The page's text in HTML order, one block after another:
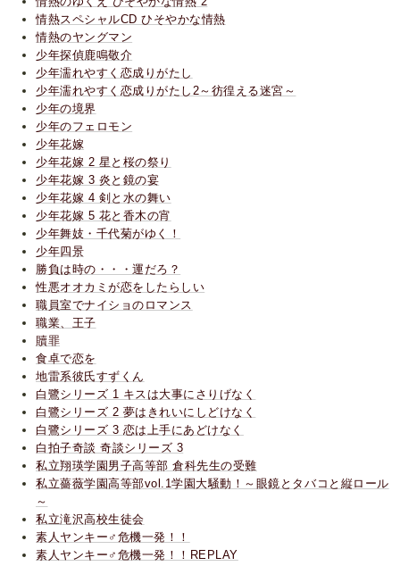
情熱スペシャルCD ひそやかな情熱
情熱のヤングマン
少年探偵鹿鳴敬介
少年濡れやすく恋成りがたし
少年濡れやすく恋成りがたし2～彷徨える迷宮～
少年の境界
少年のフェロモン
少年花嫁
少年花嫁 2 星と桜の祭り
少年花嫁 3 炎と鏡の宴
少年花嫁 4 剣と水の舞い
少年花嫁 5 花と香木の宵
少年舞妓・千代菊がゆく！
少年四景
勝負は時の・・・運だろ？
性悪オオカミが恋をしたらしい
職員室でナイショのロマンス
職業、王子
贖罪
食卓で恋を
地雷系彼氏すずくん
白鷺シリーズ 1 キスは大事にさりげなく
白鷺シリーズ 2 夢はきれいにしどけなく
白鷺シリーズ 3 恋は上手にあどけなく
白拍子奇談 奇談シリーズ 3
私立翔瑛学園男子高等部 倉科先生の受難
私立薔薇学園高等部vol.1学園大騒動！～眼鏡とタバコと縦ロール
～
私立滝沢高校生徒会
素人ヤンキー♂危機一発！！
素人ヤンキー♂危機一発！！REPLAY